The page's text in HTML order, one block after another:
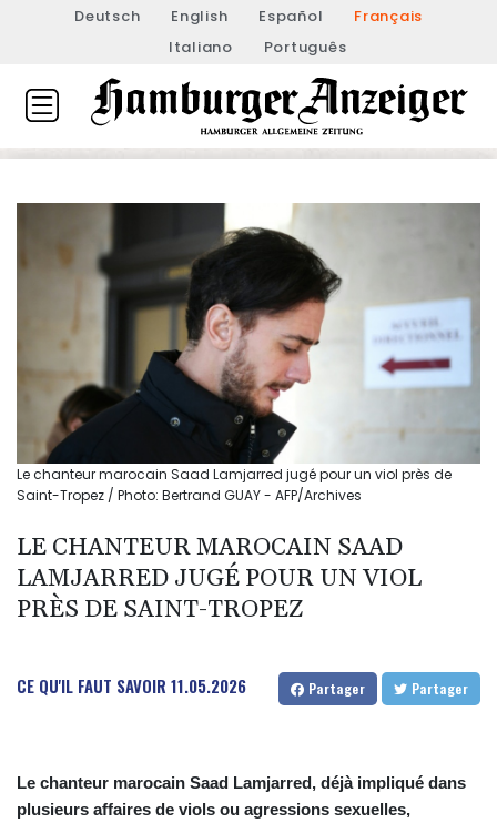
Deutsch English Español
Français
Italiano
Português
Le chanteur marocain Saad Lamjarred jugé pour un viol près de
Saint-Tropez / Photo: Bertrand GUAY - AFP/Archives
LE CHANTEUR MAROCAIN SAAD
LAMJARRED JUGÉ POUR UN VIOL
PRÈS DE SAINT-TROPEZ
CE QU'IL FAUT SAVOIR 11.05.2026 Partager Partager
Le chanteur marocain Saad Lamjarred, déjà impliqué dans
plusieurs affaires de viols ou agressions sexuelles,